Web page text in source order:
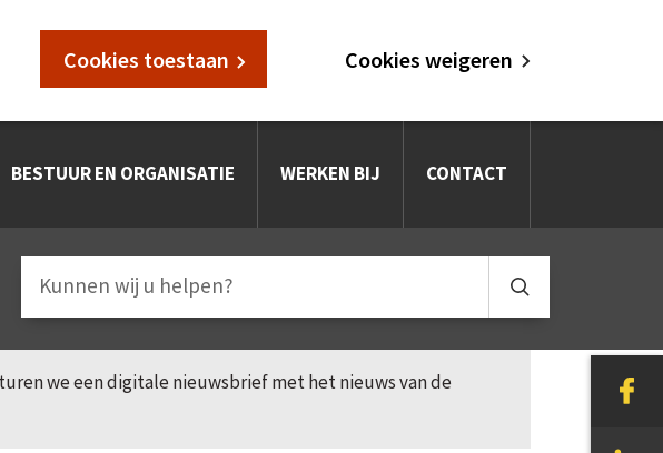
Cookies toestaan Cookies weigeren
BESTUUR EN ORGANISATIE WERKEN BIJ CONTACT
we een digitale nieuwsbrief met het nieuws van de